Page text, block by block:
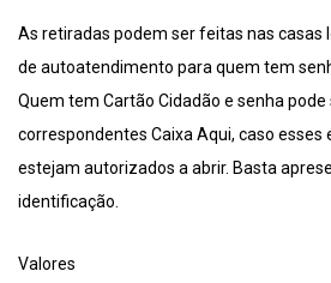
As retiradas podem ser feitas nas casas
de autoatendimento para quem tem
Quem tem Cartão Cidadão e senha pode
correspondentes Caixa Aqui, caso
estejam autorizados a abrir. Basta
identificação.
Valores